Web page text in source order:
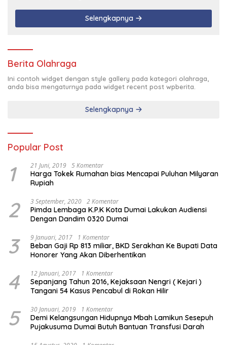
Selengkapnya
Berita Olahraga
Ini contoh widget dengan style gallery pada kategori olahraga,
anda bisa mengaturnya pada widget recent post wpberita.
Selengkapnya
Popular Post
1 21 Juni, 2019 5 Komentar
Harga Tokek Rumahan bias Mencapai Puluhan Milyaran
Rupiah
2 3 September, 2020 2 Komentar
Pimda Lembaga K.P.K Kota Dumai Lakukan Audiensi
Dengan Dandim 0320 Dumai
3 9 Januari, 2017 1 Komentar
Beban Gaji Rp 813 miliar, BKD Serakhan Ke Bupati Data
Honorer Yang Akan Diberhentikan
4 12 Januari, 2017 1 Komentar
Sepanjang Tahun 2016, Kejaksaan Nengri ( Kejari )
Tangani 54 Kasus Pencabul di Rokan Hilir
5 30 Januari, 2019 1 Komentar
Demi Kelangsungan Hidupnya Mbah Lamikun Sesepuh
Pujakusuma Dumai Butuh Bantuan Transfusi Darah